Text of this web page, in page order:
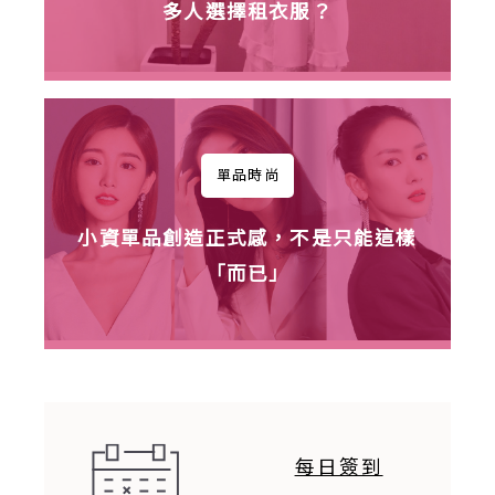
黑金七分袖蓬裙長洋
XXL
黑色亮片開袖造型長禮服
多人選擇租衣服？
單品時尚
小資單品創造正式感，不是只能這樣
「而已」
每日簽到